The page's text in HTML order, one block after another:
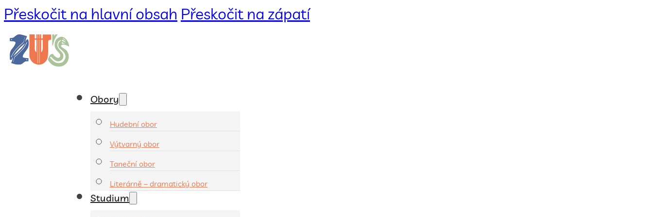
Přeskočit na hlavní obsah Přeskočit na zápatí
Obory
Hudební obor
Výtvarný obor
Taneční obor
Literárně – dramatický obor
Studium